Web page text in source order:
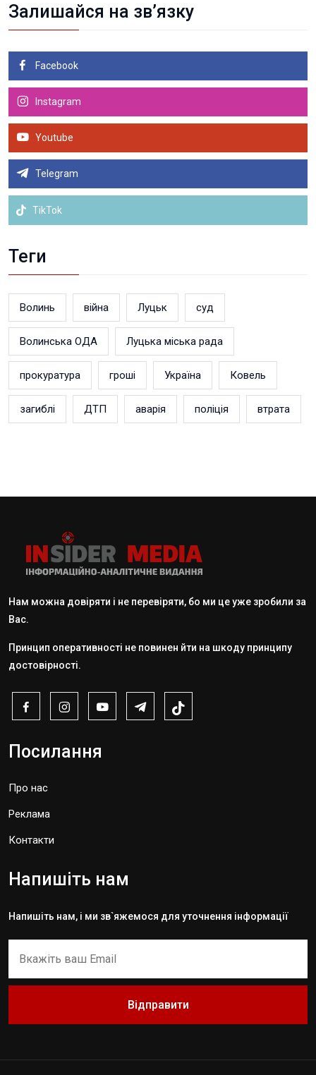
Залишайся на зв’язку
Facebook
Instagram
Youtube
Telegram
TikTok
Теги
Волинь війна Луцьк суд
Волинська ОДА Луцька міська рада
прокуратура гроші Україна Ковель
загиблі ДТП аварія поліція втрата
Нам можна довіряти і не перевіряти, бо ми це уже зробили за
Вас.
Принцип оперативності не повинен йти на шкоду принципу
достовірності.
Посилання
Про нас
Реклама
Контакти
Напишіть нам
Напишіть нам, і ми зв`яжемося для уточнення інформації
Відправити